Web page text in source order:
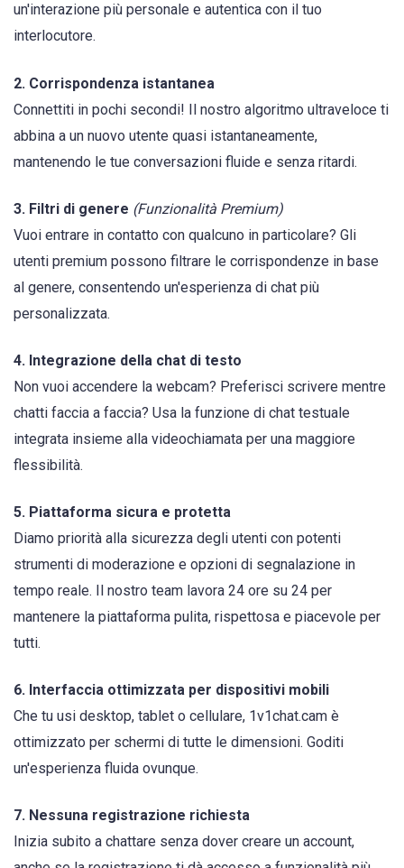
un'interazione più personale e autentica con il tuo
interlocutore.
2. Corrispondenza istantanea
Connettiti in pochi secondi! Il nostro algoritmo ultraveloce ti
abbina a un nuovo utente quasi istantaneamente,
mantenendo le tue conversazioni fluide e senza ritardi.
3. Filtri di genere (Funzionalità Premium)
Vuoi entrare in contatto con qualcuno in particolare? Gli
utenti premium possono filtrare le corrispondenze in base
al genere, consentendo un'esperienza di chat più
personalizzata.
4. Integrazione della chat di testo
Non vuoi accendere la webcam? Preferisci scrivere mentre
chatti faccia a faccia? Usa la funzione di chat testuale
integrata insieme alla videochiamata per una maggiore
flessibilità.
5. Piattaforma sicura e protetta
Diamo priorità alla sicurezza degli utenti con potenti
strumenti di moderazione e opzioni di segnalazione in
tempo reale. Il nostro team lavora 24 ore su 24 per
mantenere la piattaforma pulita, rispettosa e piacevole per
tutti.
6. Interfaccia ottimizzata per dispositivi mobili
Che tu usi desktop, tablet o cellulare, 1v1chat.cam è
ottimizzato per schermi di tutte le dimensioni. Goditi
un'esperienza fluida ovunque.
7. Nessuna registrazione richiesta
Inizia subito a chattare senza dover creare un account,